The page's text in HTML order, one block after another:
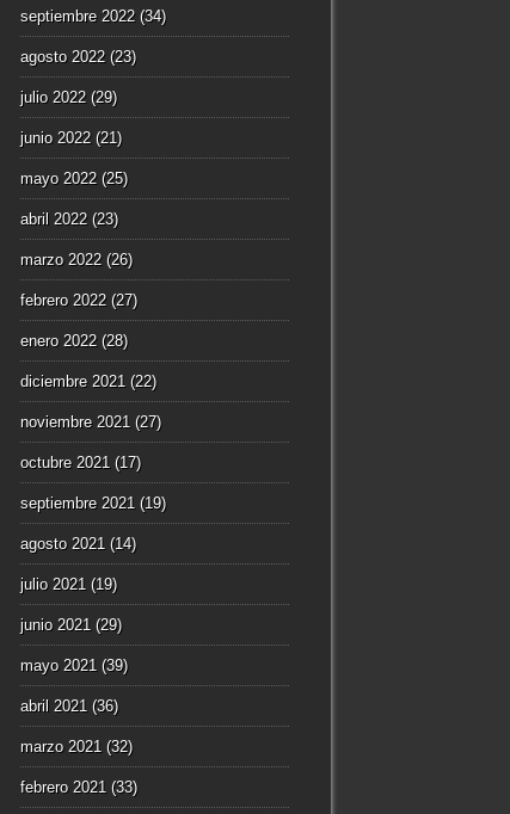
septiembre 2022 (34)
agosto 2022 (23)
julio 2022 (29)
junio 2022 (21)
mayo 2022 (25)
abril 2022 (23)
marzo 2022 (26)
febrero 2022 (27)
enero 2022 (28)
diciembre 2021 (22)
noviembre 2021 (27)
octubre 2021 (17)
septiembre 2021 (19)
agosto 2021 (14)
julio 2021 (19)
junio 2021 (29)
mayo 2021 (39)
abril 2021 (36)
marzo 2021 (32)
febrero 2021 (33)